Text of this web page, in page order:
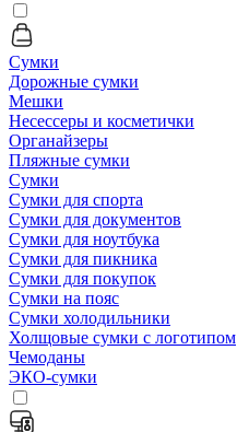
Сумки
Дорожные сумки
Мешки
Несессеры и косметички
Органайзеры
Пляжные сумки
Сумки
Сумки для спорта
Сумки для документов
Сумки для ноутбука
Сумки для пикника
Сумки для покупок
Сумки на пояс
Сумки холодильники
Холщовые сумки с логотипом
Чемоданы
ЭКО-сумки